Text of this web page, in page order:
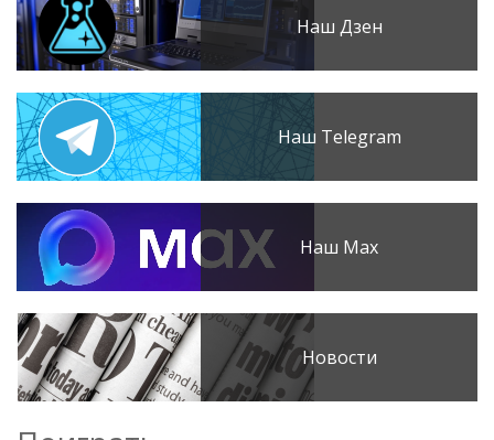
Наш Дзен
Наш Telegram
Наш Max
Новости